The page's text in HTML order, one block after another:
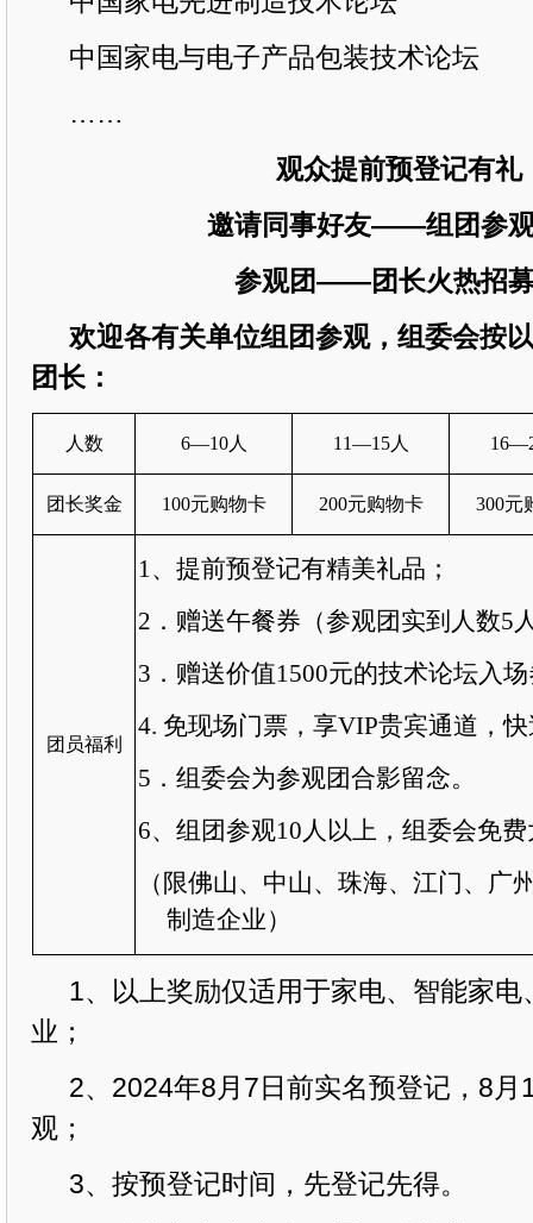
中国家电与电子产品包装技术论坛
……
观众提前预登记有礼
邀请同事好友——组团参
参观团——团长火热招
欢迎各有关单位组团参观，组委会按
团长：
人数 6—10人 11—15人
团长奖金 100元购物卡 200元购物卡 300元
团员福利
1、提前预登记有精美礼品；
2．赠送午餐券（参观团实到人数5
3．赠送价值1500元的技术论坛入
4. 免现场门票，享VIP贵宾通道，
5．组委会为参观团合影留念。
6、组团参观10人以上，组委会免
（限佛山、中山、珠海、江门、广
制造企业）
1、以上奖励仅适用于家电、智能家电
业；
2、2024年8月7日前实名预登记，8月
观；
3、按预登记时间，先登记先得。